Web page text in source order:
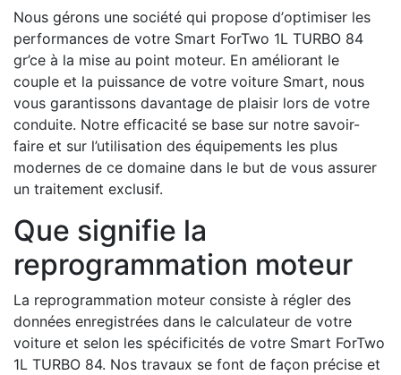
Nous gérons une société qui propose d’optimiser les
performances de votre Smart ForTwo 1L TURBO 84
gr’ce à la mise au point moteur. En améliorant le
couple et la puissance de votre voiture Smart, nous
vous garantissons davantage de plaisir lors de votre
conduite. Notre efficacité se base sur notre savoir-
faire et sur l’utilisation des équipements les plus
modernes de ce domaine dans le but de vous assurer
un traitement exclusif.
Que signifie la
reprogrammation moteur
La reprogrammation moteur consiste à régler des
données enregistrées dans le calculateur de votre
voiture et selon les spécificités de votre Smart ForTwo
1L TURBO 84. Nos travaux se font de façon précise et